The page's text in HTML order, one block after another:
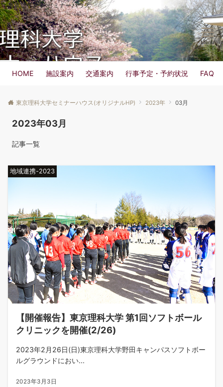
東京理科大学 セミナーハウス
Menu
HOME 施設案内 交通案内 行事予定・予約状況 FAQ
東京理科大学セミナーハウス(オリジナルHP) 2023年 03月
2023年03月
記事一覧
地域連携-2023
【開催報告】東京理科大学 第1回ソフトボール
クリニックを開催(2/26)
2023年2月26日(日)東京理科大学野田キャンパスソフトボー
ルグラウンドにおい...
2023年3月3日